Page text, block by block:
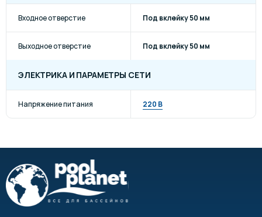
Входное отверстие Под вклейку 50 мм
Выходное отверстие Под вклейку 50 мм
ЭЛЕКТРИКА И ПАРАМЕТРЫ СЕТИ
Напряжение питания 220 В